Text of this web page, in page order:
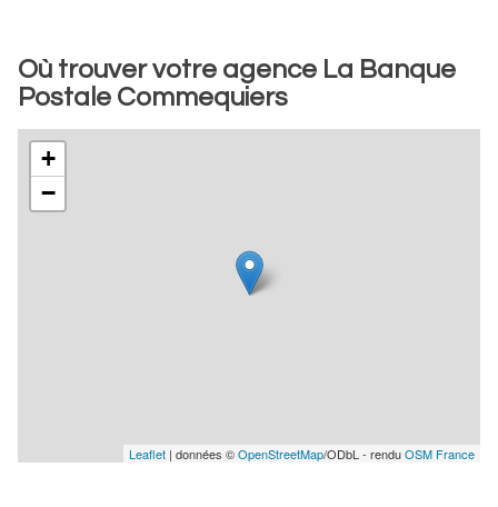
Où trouver votre agence La Banque
Postale Commequiers
+
−
Leaflet | données ©OpenStreetMap/ODbL - renduOSM France